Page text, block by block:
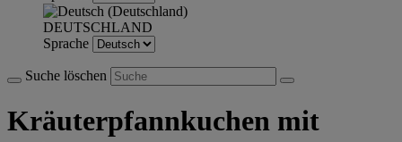
DEUTSCHLAND
Sprache
Suche löschen
Kräuterpfannkuchen mit